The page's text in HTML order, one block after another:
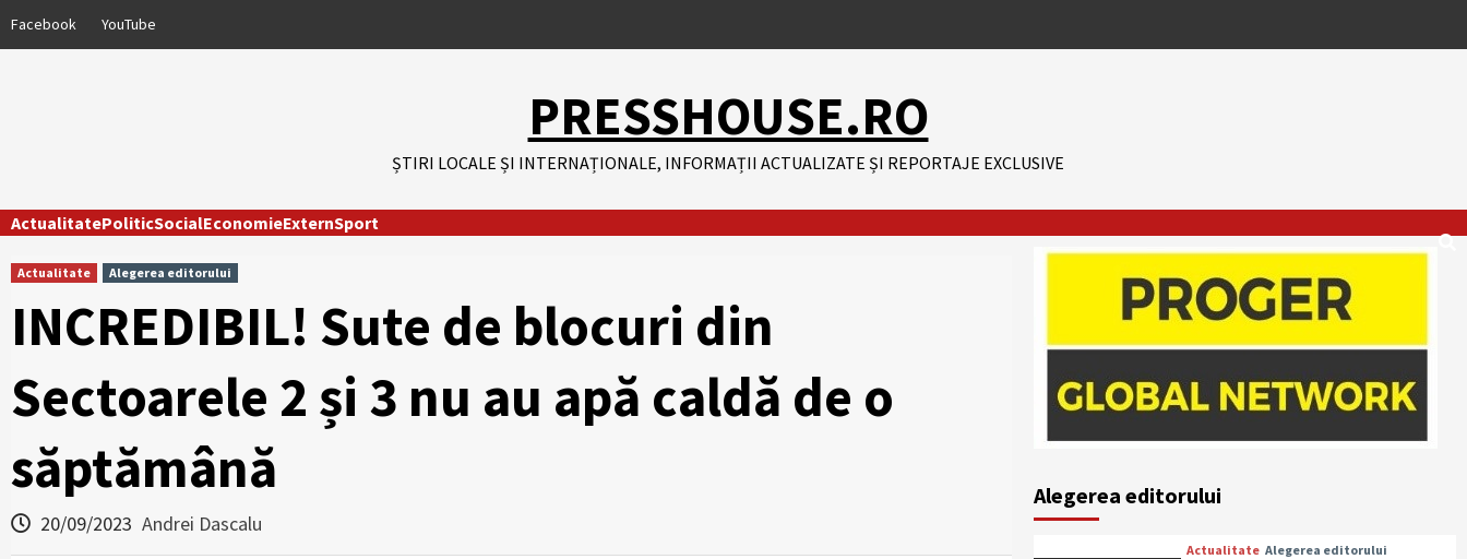
Facebook YouTube
PRESSHOUSE.RO
ȘTIRI LOCALE ȘI INTERNAȚIONALE, INFORMAȚII ACTUALIZATE ȘI REPORTAJE EXCLUSIVE
ActualitatePoliticSocialEconomieExternSport
Actualitate Alegerea editorului
INCREDIBIL! Sute de blocuri din
Sectoarele 2 și 3 nu au apă caldă de o
săptămână
20/09/2023 Andrei Dascalu
Alegerea editorului
Actualitate Alegerea editorului